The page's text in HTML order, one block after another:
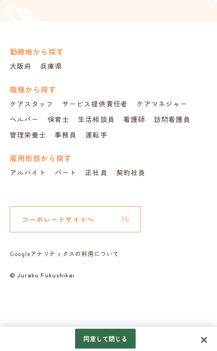
コーポレートサイトへ
Googleアナリティクスの利用について
© Juraku Fukushikai
勤務地から探す
大阪府 兵庫県
職種から探す
ケアスタッフ サービス提供責任者
ケアマネジャー
ヘルパー
保育士 生活相談員 看護師
訪問看護員
管理栄養士
事務員 運転手
雇用形態から探す
アルバイト パート 正社員 契約社員
同意して閉じる